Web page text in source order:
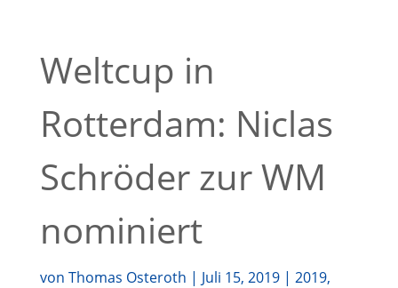
Weltcup in
Rotterdam: Niclas
Schröder zur WM
nominiert
von Thomas Osteroth | Juli 15, 2019| 2019,